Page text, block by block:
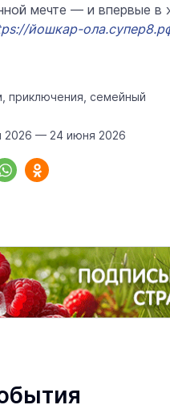
мечте — и впервые в
йошкар-
приключения, семейный
2026 — 24 июня 2026
Армия